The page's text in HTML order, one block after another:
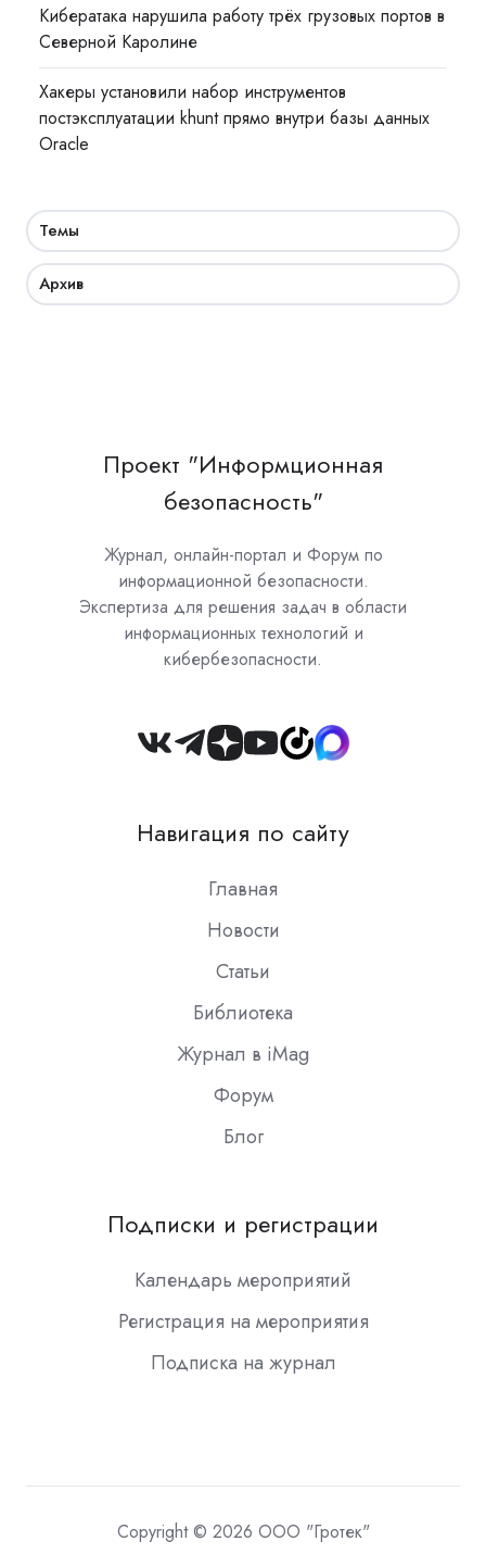
Кибератака нарушила работу трёх грузовых портов в
Северной Каролине
Хакеры установили набор инструментов
постэксплуатации khunt прямо внутри базы данных
Oracle
Темы
Архив
Проект "Информционная
безопасность"
Журнал, онлайн-портал и Форум по
информационной безопасности.
Экспертиза для решения задач в области
информационных технологий и
кибербезопасности.
Join
Slack
Навигация по сайту
Главная
Новости
Статьи
Библиотека
Журнал в iMag
Форум
Блог
Подписки и регистрации
Календарь мероприятий
Регистрация на мероприятия
Подписка на журнал
Copyright © 2026 ООО "Гротек"